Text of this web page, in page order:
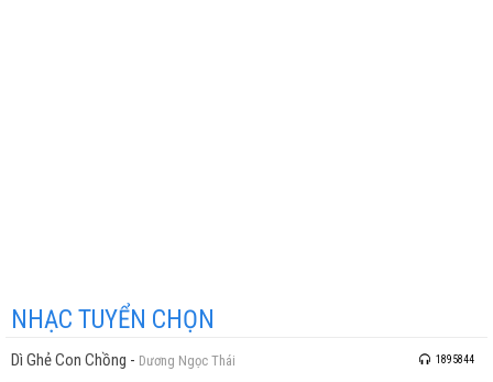
NHẠC TUYỂN CHỌN
Dì Ghẻ Con Chồng - Dương Ngọc Thái 1895844